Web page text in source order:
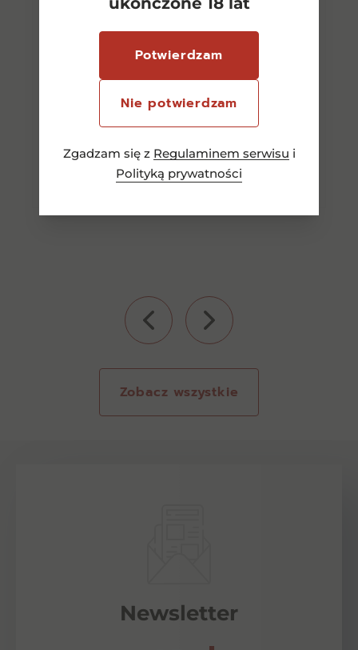
Potwierdzam
Nie potwierdzam
Zgadzam się z Regulaminem serwisu i
Polityką prywatności
36,00zł
Dodaj do koszyka
Zobacz wszystkie
Newsletter